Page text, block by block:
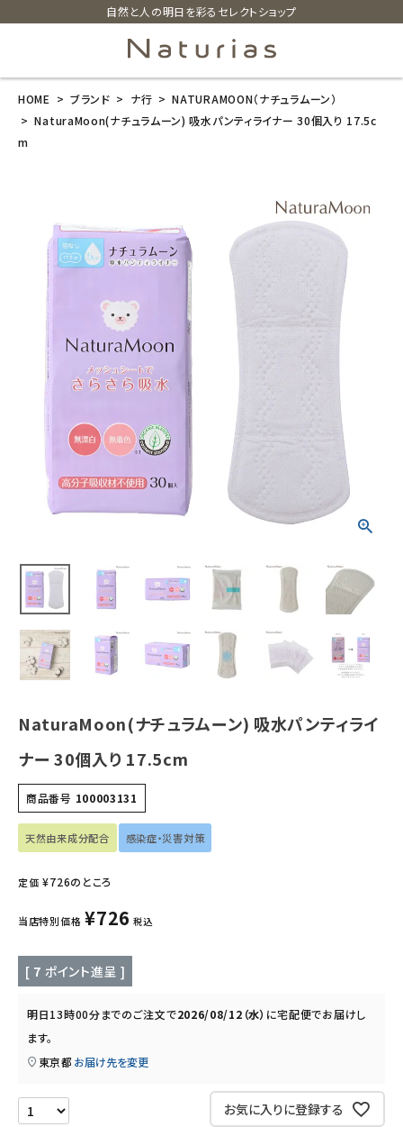
自然と人の明日を彩るセレクトショップ
search
NaturaMoon
(ナチュラムー
ン) 吸水パンテ
ィライナー 30
個入り 17.5c
(税込)
ホーム
新商品
カテゴリーから探す
美容・コスメ・香水
衛生用品
フェムケア
インナー・下着・ナイトウェア
キッズ・ベビー・マタニティ
キッチン用品
ブランド
定期購入
オリジナルブランド
ナチュラムーン
HOME ブランド ナ行
NATURAMOON（ナチュラムーン）
NaturaMoon(ナチュラムーン) 吸水パンティライナー 30個入り 17.5c
m
NaturaMoon(ナチュラムーン) 吸水パンティライ
ナー 30個入り 17.5cm
商品番号 100003131
天然由来成分配合 感染症・災害対策
定価 ¥726のところ
当店特別価格 ¥726 税込
[ 7 ポイント進呈 ]
明日13時00分までのご注文で2026/08/12（水） に宅配便でお届けし
ます。
東京都 お届け先を変更
お気に入りに登録する